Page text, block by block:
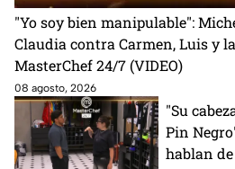
"Yo soy bien manipulable":
Claudia contra Carmen, Luis y
MasterChef 24/7 (VIDEO)
08 agosto, 2026
"Su
Pin
hablan